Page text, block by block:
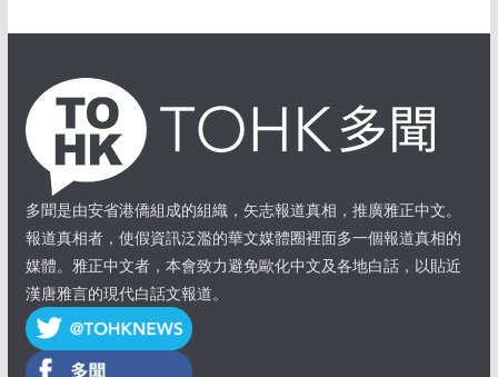
多聞是由安省港僑組成的組織，矢志報道真相，推廣雅正中文。
報道真相者，使假資訊泛濫的華文媒體圈裡面多一個報道真相的
媒體。雅正中文者，本會致力避免歐化中文及各地白話，以貼近
漢唐雅言的現代白話文報道。